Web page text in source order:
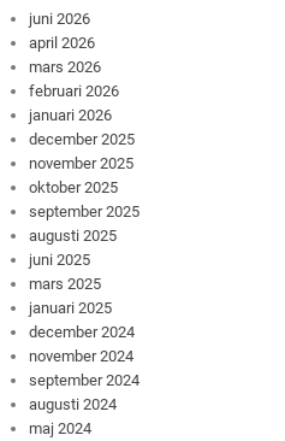
juni 2026
april 2026
mars 2026
februari 2026
januari 2026
december 2025
november 2025
oktober 2025
september 2025
augusti 2025
juni 2025
mars 2025
januari 2025
december 2024
november 2024
september 2024
augusti 2024
maj 2024